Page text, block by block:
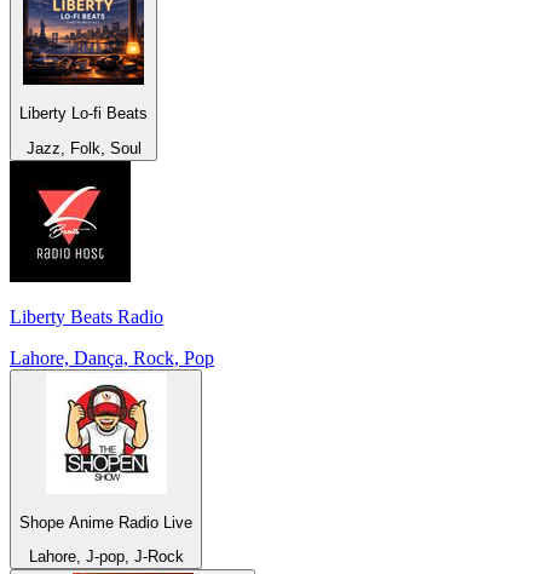
Liberty Lo-fi Beats
Jazz, Folk, Soul
Liberty Beats Radio
Lahore, Dança, Rock, Pop
Shope Anime Radio Live
Lahore, J-pop, J-Rock